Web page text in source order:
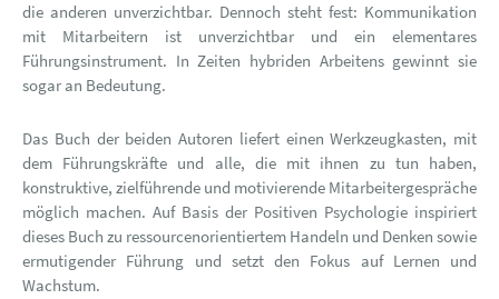
die anderen unverzichtbar. Dennoch steht fest: Kommunikation
mit Mitarbeitern ist unverzichtbar und ein elementares
Führungsinstrument. In Zeiten hybriden Arbeitens gewinnt sie
sogar an Bedeutung.
Das Buch der beiden Autoren liefert einen Werkzeugkasten, mit
dem Führungskräfte und alle, die mit ihnen zu tun haben,
konstruktive, zielführende und motivierende Mitarbeitergespräche
möglich machen. Auf Basis der Positiven Psychologie inspiriert
dieses Buch zu ressourcenorientiertem Handeln und Denken sowie
ermutigender Führung und setzt den Fokus auf Lernen und
Wachstum.